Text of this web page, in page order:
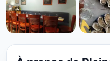
SEAFOOD
Pleine Mer à